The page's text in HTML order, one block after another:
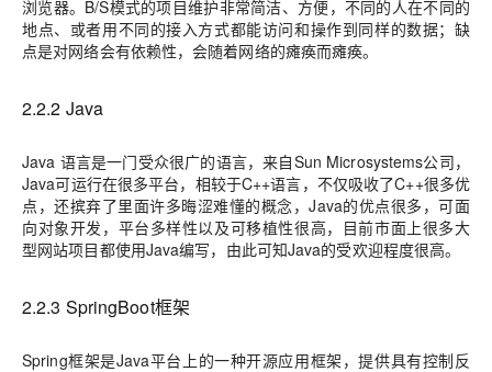
浏览器。B/S模式的项目维护非常简洁、方便，不同的人在不同的
地点、或者用不同的接入方式都能访问和操作到同样的数据；缺
点是对网络会有依赖性，会随着网络的瘫痪而瘫痪。
2.2.2 Java
Java 语言是一门受众很广的语言，来自Sun Microsystems公司，
Java可运行在很多平台，相较于C++语言，不仅吸收了C++很多优
点，还摈弃了里面许多晦涩难懂的概念，Java的优点很多，可面
向对象开发，平台多样性以及可移植性很高，目前市面上很多大
型网站项目都使用Java编写，由此可知Java的受欢迎程度很高。
2.2.3 SpringBoot框架
Spring框架是Java平台上的一种开源应用框架，提供具有控制反